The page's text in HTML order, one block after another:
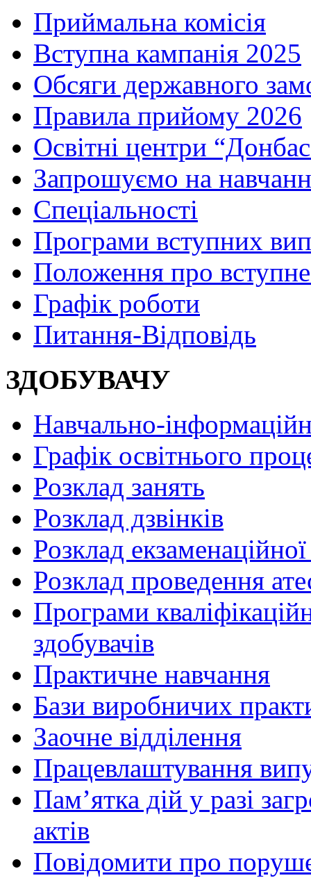
Приймальна комісія
Вступна кампанія 2025
Обсяги державного
Правила прийому 2026
Освітні центри
Запрошуємо на
Спеціальності
Програми вступних
Положення про
Графік роботи
Питання-Відповідь
ЗДОБУВАЧУ
Навчально-
Графік освітнього
Розклад занять
Розклад дзвінків
Розклад екзаменаційної
Розклад проведення
Програми
здобувачів
Практичне навчання
Бази виробничих
Заочне відділення
Працевлаштування
Пам’ятка дій у разі
актів
Повідомити про